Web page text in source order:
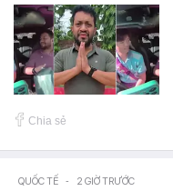
Chia sẻ
QUỐC TẾ - 2 GIỜ TRƯỚC